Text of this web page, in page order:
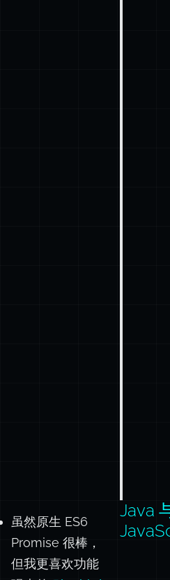
虽然原生 ES6
Promise 很棒，
但我更喜欢功能
Java